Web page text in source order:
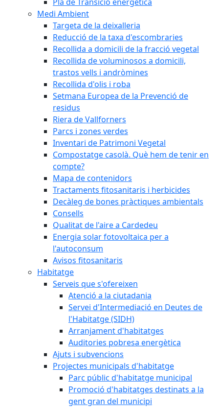
Medi Ambient
Targeta de la deixalleria
Reducció de la taxa d'escombraries
Recollida a domicili de la fracció vegetal
Recollida de voluminosos a domicili,
trastos vells i andròmines
Recollida d'olis i roba
Setmana Europea de la Prevenció de
residus
Riera de Vallforners
Parcs i zones verdes
Inventari de Patrimoni Vegetal
Compostatge casolà. Què hem de tenir en
compte?
Mapa de contenidors
Tractaments fitosanitaris i herbicides
Decàleg de bones pràctiques ambientals
Consells
Qualitat de l'aire a Cardedeu
Energia solar fotovoltaica per a
l'autoconsum
Avisos fitosanitaris
Habitatge
Serveis que s'ofereixen
Atenció a la ciutadania
Servei d'Intermediació en Deutes de
l'Habitatge (SIDH)
Arranjament d'habitatges
Auditories pobresa energètica
Ajuts i subvencions
Projectes municipals d'habitatge
Parc públic d'habitatge municipal
Promoció d'habitatges destinats a la
gent gran del municipi